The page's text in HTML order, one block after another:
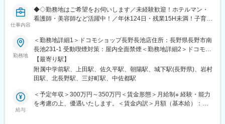
パスも目指せます 。
明確な評価制度と昇給機会で、あなたの成長をしっかりサポート
◇未経験からでも安心のフォロー体制
飲食店での接客経験や調理経験はもちろん、お客様と接すること
が好きな方、アイデアを形にしたい方を歓迎します 。充実の研修
と先輩社員の手厚いサポートで、未経験の方も安心してスタート
できます。
■店舗情報：
◇もんじゃ焼き「竹りん」
仕事内容
◆◇勤務地はご希望をお伺いします／未経験歓迎！ホテルマン・
看護師・美容師など活躍中！／年休124日・残業15H未満！子育て
■業務内容：
ドコモショップでの窓口受付、接客をお任せします。
・フロア案内（商品・サービスの提案～決定）
・カウンターでの手続き（新規契約、機種やプラン変更等）
・相談やアフターサービス（料金シュミレーション・故障診断、
修理受付など）
・ご利用相談などの受付業務全般
上記以外にも、例えば、店舗でのデータを取りまとめ集客および
接客における企画立案や、社内向けの資料作成やポスター作成と
勤務地
＜勤務地詳細1＞ドコモショップ長野長池店住所：長野県長野市南
長池231-1 受動喫煙対策：屋内全面禁煙＜勤務地詳細2＞ドコモシ
ョップ 上田店住所：長野県上田市中央４ー８ー２２ 勤務地最寄
駅：上田駅受動喫煙対策：屋内全面禁煙＜勤務地詳細3＞ドコモシ
ョップ佐久平店住所：長野県佐久市岩村田５５１２ー１ 勤務地最
【最寄り駅】
附属中学前駅、上田駅、佐久平駅、朝陽駅、城下駅(長野県)、岩村
田駅、北長野駅、三好町駅、中佐都駅
給与
＜予定年収＞300万円～350万円＜賃金形態＞月給制※ 経験・能力
を考慮の上、優遇いたします。＜賃金内訳＞月額（基本給）：